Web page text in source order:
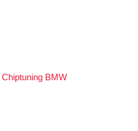
Chiptuning BMW